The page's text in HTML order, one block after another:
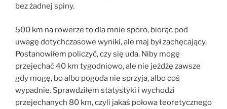
bez żadnej spiny.
500 km na rowerze to dla mnie sporo, biorąc pod
uwagę dotychczasowe wyniki, ale maj był zachęcający.
Postanowiłem policzyć, czy się uda. Niby mogę
przejechać 40 km tygodniowo, ale nie jeżdżę zawsze
gdy mogę, bo albo pogoda nie sprzyja, albo coś
wypadnie. Sprawdziłem statystyki i wychodzi
przejechanych 80 km, czyli jakaś połowa teoretycznego